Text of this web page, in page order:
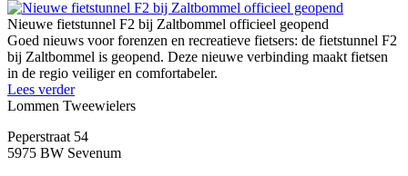
Nieuwe fietstunnel F2 bij Zaltbommel officieel geopend
Goed nieuws voor forenzen en recreatieve fietsers: de fietstunnel F2
bij Zaltbommel is geopend. Deze nieuwe verbinding maakt fietsen
in de regio veiliger en comfortabeler.
Lees verder
Lommen Tweewielers
Peperstraat 54
5975 BW Sevenum